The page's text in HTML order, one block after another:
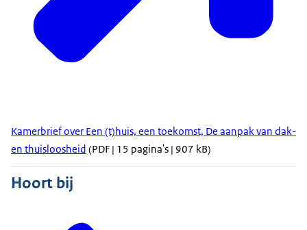
Kamerbrief over Een (t)huis, een toekomst, De aanpak van dak-
en thuisloosheid (PDF | 15 pagina's | 907 kB)
Hoort bij